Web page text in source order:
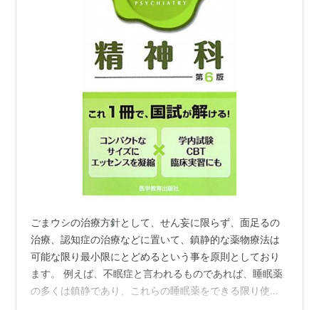
ごまウシの治療方針として、せん妄に限らず、面足るの
治療、認知症の治療などに置いて、鎮静的な薬物療法は
可能な限り最小限にとどめるという事を原則としており
ます。 例えば、不眠症と言われるものであれば、睡眠薬
の多くは鎮静であり、これらの睡眠薬をできる限り使わ